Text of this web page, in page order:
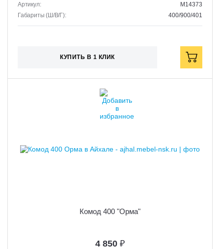
Артикул:
M14373
Габариты (Ш/В/Г):
400/900/401
КУПИТЬ В 1 КЛИК
Комод 400 "Орма"
4 850 ₽